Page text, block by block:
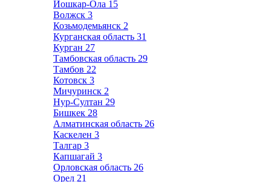
Йошкар-Ола 15
Волжск 3
Козьмодемьянск 2
Курганская область 31
Курган 27
Тамбовская область 29
Тамбов 22
Котовск 3
Мичуринск 2
Нур-Султан 29
Бишкек 28
Алматинская область 26
Каскелен 3
Талгар 3
Капшагай 3
Орловская область 26
Орел 21